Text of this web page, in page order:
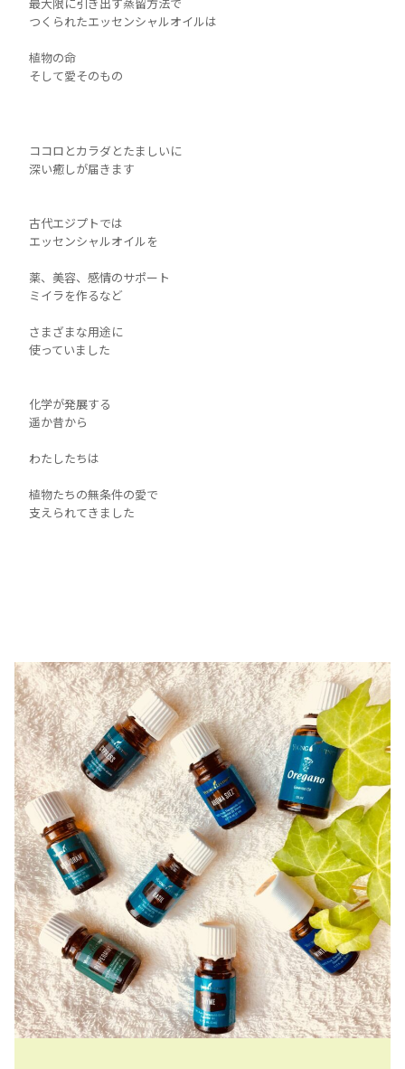
つくられたエッセンシャルオイルは
植物の命
そして愛そのもの
ココロとカラダとたましいに
深い癒しが届きます
古代エジプトでは
エッセンシャルオイルを
薬、美容、感情のサポート
ミイラを作るなど
さまざまな用途に
使っていました
化学が発展する
遥か昔から
わたしたちは
植物たちの無条件の愛で
支えられてきました